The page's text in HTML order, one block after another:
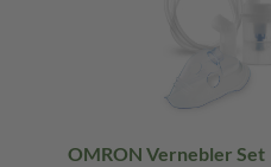
OMRON Vernebler Set